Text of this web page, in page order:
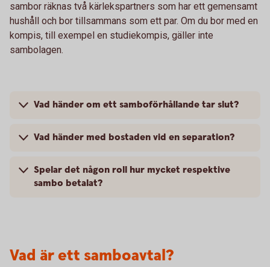
sambor räknas två kärlekspartners som har ett gemensamt
hushåll och bor tillsammans som ett par. Om du bor med en
kompis, till exempel en studiekompis, gäller inte
sambolagen.
Vad händer om ett samboförhållande tar slut?
Vad händer med bostaden vid en separation?
Spelar det någon roll hur mycket respektive
sambo betalat?
Vad är ett samboavtal?